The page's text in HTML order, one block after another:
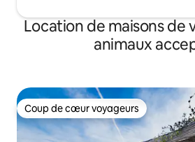
Location de maisons de
animaux
Coup de cœur voyageurs
Coup de cœur voyageurs